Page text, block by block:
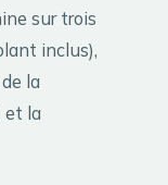
sur trois
inclus),
la
et la